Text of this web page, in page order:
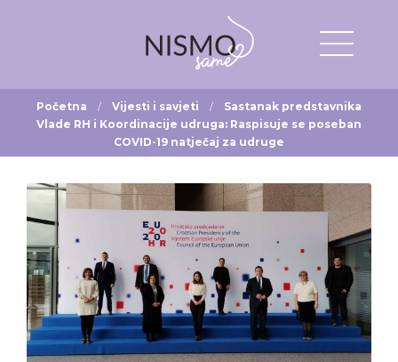
Početna Vijesti i savjeti
Sastanak predstavnika
Vlade RH i Koordinacije udruga: Raspisuje se poseban
COVID-19 natječaj za udruge